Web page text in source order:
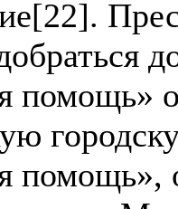
помощь»